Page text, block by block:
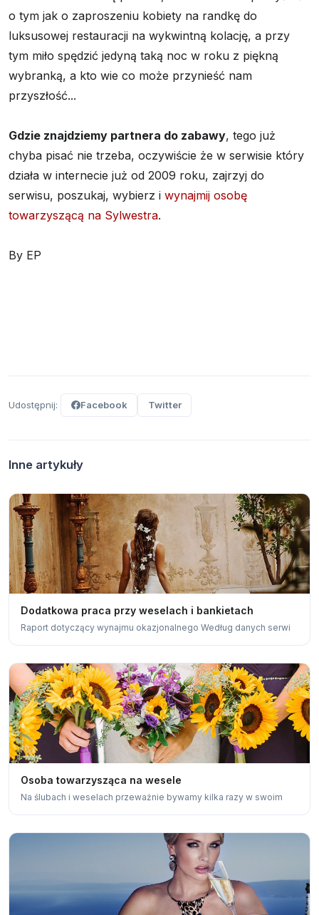
o tym jak o zaproszeniu kobiety na randkę do
luksusowej restauracji na wykwintną kolację, a przy
tym miło spędzić jedyną taką noc w roku z piękną
wybranką, a kto wie co może przynieść nam
przyszłość...
Gdzie znajdziemy partnera do zabawy, tego już
chyba pisać nie trzeba, oczywiście że w serwisie który
działa w internecie już od 2009 roku, zajrzyj do
serwisu, poszukaj, wybierz i wynajmij osobę
towarzyszącą na Sylwestra.
By EP
Udostępnij: Facebook Twitter
Inne artykuły
Dodatkowa praca przy weselach i bankietach
Raport dotyczący wynajmu okazjonalnego Według danych serwi
Osoba towarzysząca na wesele
Na ślubach i weselach przeważnie bywamy kilka razy w swoim